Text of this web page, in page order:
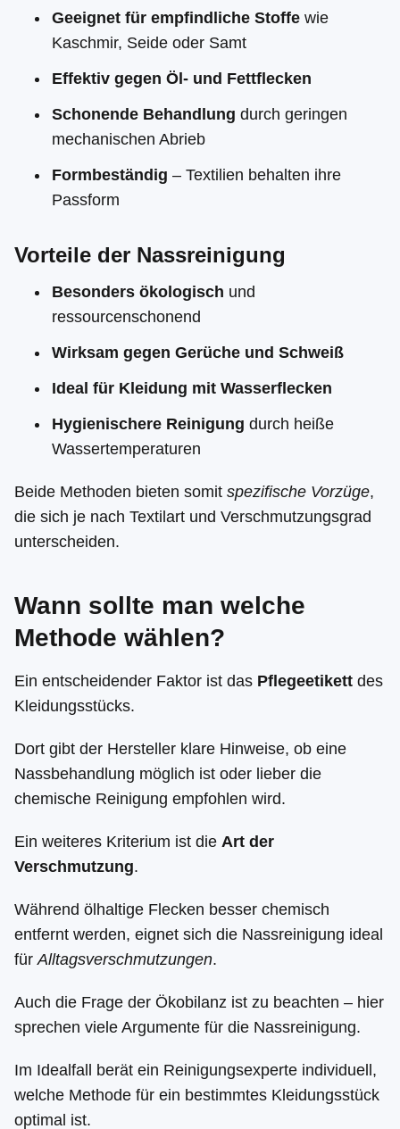
Geeignet für empfindliche Stoffe wie
Kaschmir, Seide oder Samt
Effektiv gegen Öl- und Fettflecken
Schonende Behandlung durch geringen
mechanischen Abrieb
Formbeständig – Textilien behalten ihre
Passform
Vorteile der Nassreinigung
Besonders ökologisch und
ressourcenschonend
Wirksam gegen Gerüche und Schweiß
Ideal für Kleidung mit Wasserflecken
Hygienischere Reinigung durch heiße
Wassertemperaturen
Beide Methoden bieten somit spezifische Vorzüge,
die sich je nach Textilart und Verschmutzungsgrad
unterscheiden.
Wann sollte man welche
Methode wählen?
Ein entscheidender Faktor ist das Pflegeetikett des
Kleidungsstücks.
Dort gibt der Hersteller klare Hinweise, ob eine
Nassbehandlung möglich ist oder lieber die
chemische Reinigung empfohlen wird.
Ein weiteres Kriterium ist die Art der
Verschmutzung.
Während ölhaltige Flecken besser chemisch
entfernt werden, eignet sich die Nassreinigung ideal
fürAlltagsverschmutzungen.
Auch die Frage der Ökobilanz ist zu beachten – hier
sprechen viele Argumente für die Nassreinigung.
Im Idealfall berät ein Reinigungsexperte individuell,
welche Methode für ein bestimmtes Kleidungsstück
optimal ist.